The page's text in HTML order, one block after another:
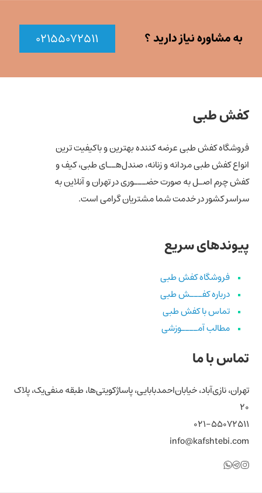
به مشاوره نیاز دارید ؟ ۰۲۱۵۵۰۷۲۵۱۱
کفش طبی
فروشگاه کفش طبی عرضه کننده بهترین و باکیفیت ترین
انواع کفش‌ طبی مردانه و زنانه، صندل‌هــای طبی، کیف و
کفش چرم اصـل به صورت حضـــوری در تهران و آنلاین به
سراسر کشور در خدمت شما مشتریان گرامی است.
پیوندهای سریع
فروشگاه کفش طبی
درباره کفـــش طبی
تماس با کفش طبی
مطالب آمــــوزشی
تماس با ما
تهران، نازی‌آباد، خیابان‌احمد‌بابایی، پاساژ‌کویتی‌ها، طبقه منفی‌یک، پلاک
۲۰
۰۲۱-۵۵۰۷۲۵۱۱
info@kafshtebi.com
اینستاگرام
تلگرام